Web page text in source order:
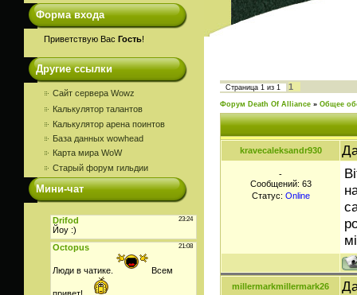
Форма входа
Приветствую Вас Гость!
Другие ссылки
Сайт сервера Wowz
Калькулятор талантов
Калькулятор арена поинтов
База данных wowhead
Карта мира WoW
Старый форум гильдии
Мини-чат
Страница 1 из 1 1
Форум Death Of Alliance » Общее
kravecaleksandr930
-
Сообщений: 63
Статус: Online
millermarkmillermark26